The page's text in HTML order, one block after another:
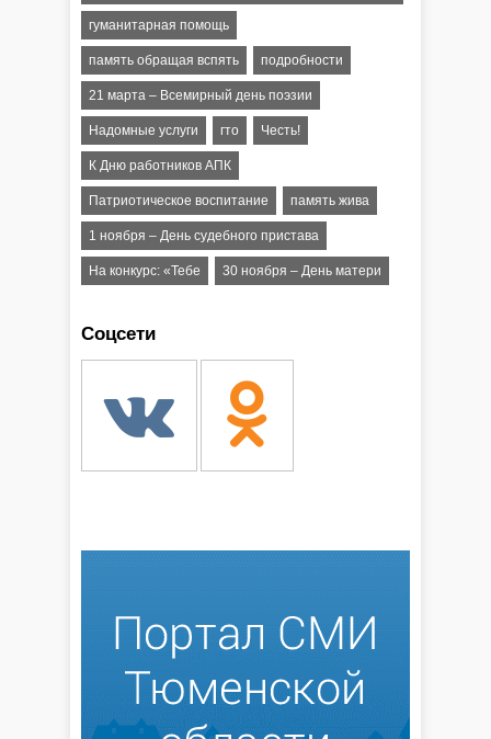
гуманитарная помощь
память обращая вспять подробности
21 марта – Всемирный день поэзии
Надомные услуги гто Честь!
К Дню работников АПК
Патриотическое воспитание память жива
1 ноября – День судебного пристава
На конкурс: «Тебе 30 ноября – День матери
Соцсети